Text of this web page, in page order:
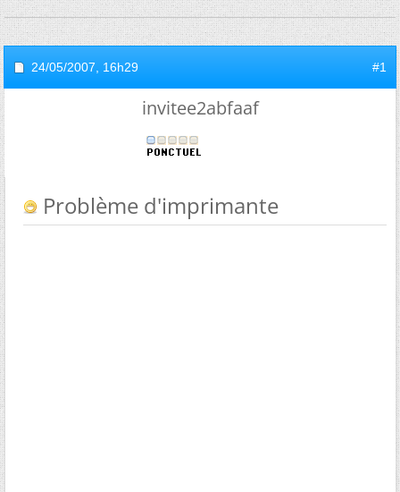
24/05/2007, 16h29 #1
invitee2abfaaf
Problème d'imprimante